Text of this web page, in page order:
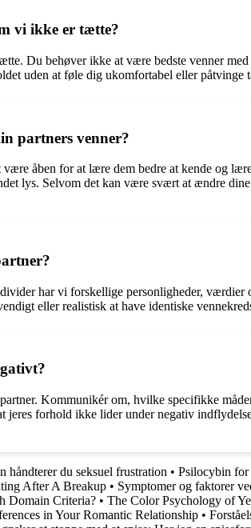
vi ikke er tætte?
Du behøver ikke at være bedste venner
uden at føle dig ukomfortabel eller påtvinge
partners venner?
åben for at lære dem bedre at kende og
lys. Selvom det kan være svært at ændre
har vi forskellige personligheder,
eller realistisk at have identiske
Kommunikér om, hvilke specifikke
forhold ikke lider under negativ
håndterer du seksuel frustration • Psilocybin for
After A Breakup • Symptomer og faktorer
Domain Criteria? • The Color Psychology of
in Your Romantic Relationship •